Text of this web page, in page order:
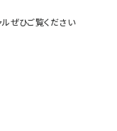
ぜひご覧ください